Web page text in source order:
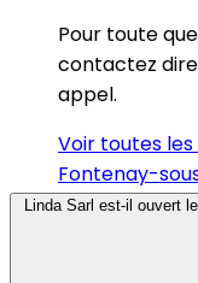
Pour toute
contactez
appel.
Voir toutes
Fontenay-
Linda Sarl est-il ouvert